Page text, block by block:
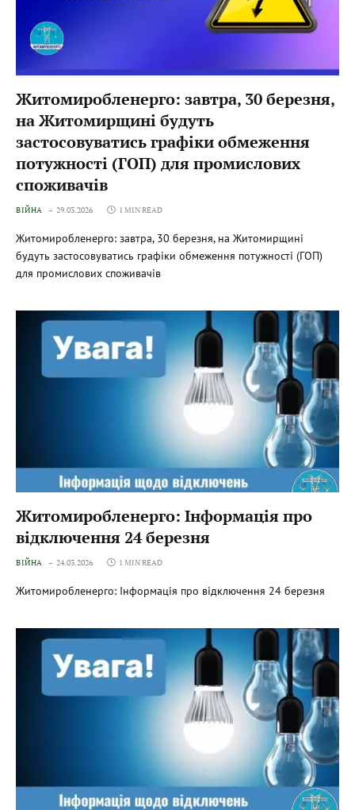
Житомиробленерго: завтра, 30 березня,
на Житомирщині будуть
застосовуватись графіки обмеження
потужності (ГОП) для промислових
споживачів
ВІЙНА 29.03.2026 1 MIN READ
Житомиробленерго: завтра, 30 березня, на Житомирщині
будуть застосовуватись графіки обмеження потужності (ГОП)
для промислових споживачів
Житомиробленерго: Інформація про
відключення 24 березня
ВІЙНА 24.03.2026 1 MIN READ
Житомиробленерго: Інформація про відключення 24 березня